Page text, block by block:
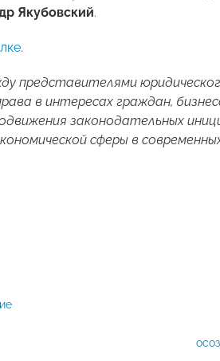
Якубовский.
.
в интересах граждан,
законодательных
сферы в